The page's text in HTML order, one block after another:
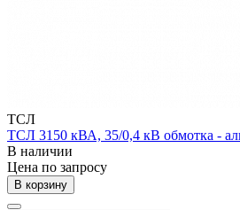
ТСЛ
ТСЛ 3150 кВА, 35/0,4 кВ обмотка -
В наличии
Цена по запросу
В корзину